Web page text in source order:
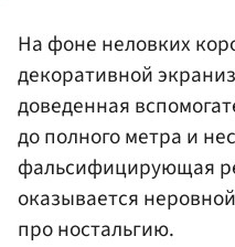
На фоне неловких
декоративной
доведенная
до полного метра и
фальсифицирующая
оказывается
про ностальгию.